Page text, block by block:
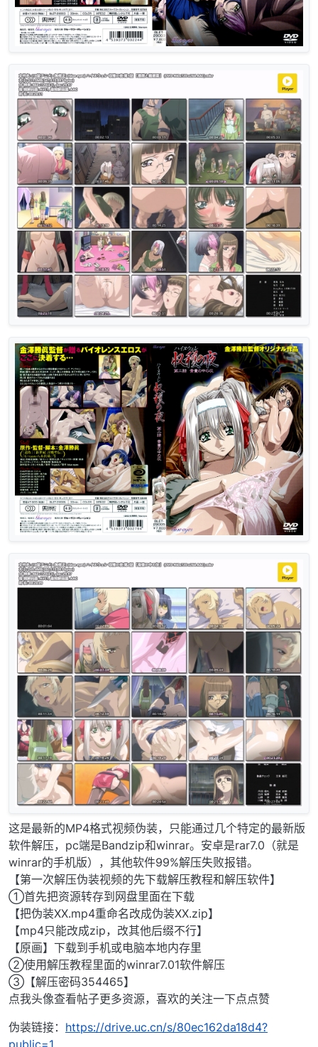
这是最新的MP4格式视频伪装，只能通过几个特定的最新版
软件解压，pc端是Bandzip和winrar。安卓是rar7.0（就是
winrar的手机版），其他软件99%解压失败报错。
【第一次解压伪装视频的先下载解压教程和解压软件】
①首先把资源转存到网盘里面在下载
【把伪装XX.mp4重命名改成伪装XX.zip】
【mp4只能改成zip，改其他后缀不行】
【原画】下载到手机或电脑本地内存里
②使用解压教程里面的winrar7.01软件解压
③【解压密码354465】
点我头像查看帖子更多资源，喜欢的关注一下点点赞
伪装链接： https://drive.uc.cn/s/80ec162da18d4?